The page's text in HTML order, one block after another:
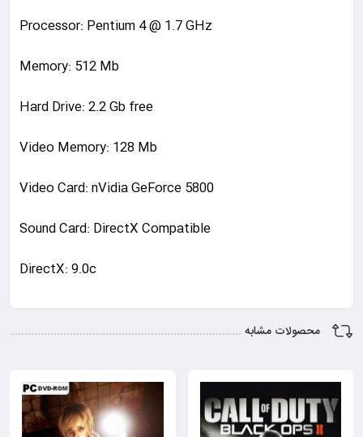
Processor: Pentium 4 @ 1.7 GHz
Memory: 512 Mb
Hard Drive: 2.2 Gb free
Video Memory: 128 Mb
Video Card: nVidia GeForce 5800
Sound Card: DirectX Compatible
DirectX: 9.0c
محصولات مشابه